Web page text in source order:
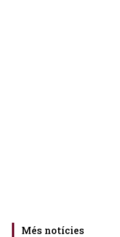
Més notícies